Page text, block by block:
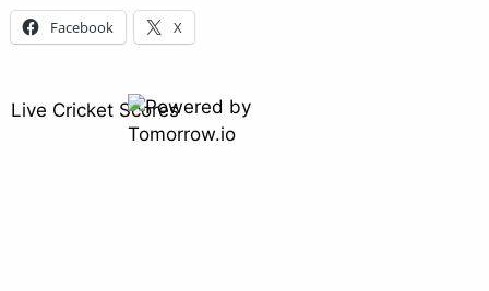
Facebook X
Live Cricket Scores